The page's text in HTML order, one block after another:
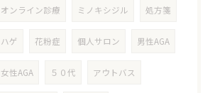
オンライン診療 ミノキシジル 処方箋
ハゲ 花粉症 個人サロン 男性AGA
女性AGA ５０代 アウトバス